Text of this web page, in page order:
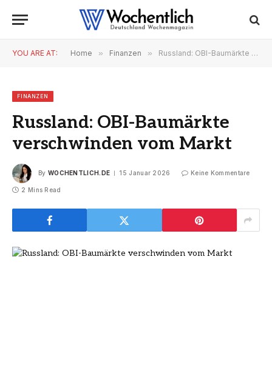
YOU ARE AT: Home » Finanzen » Russland: OBI-Baumärkte verschwinden vom Markt
FINANZEN
Russland: OBI-Baumärkte
verschwinden vom Markt
By WOCHENTLICH.DE 15 Januar 2026 Keine Kommentare
2 Mins Read